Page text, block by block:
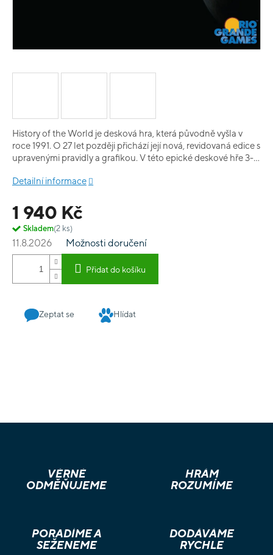
1 940 Kč
Skladem(2 ks)
11.8.2026 Možnosti doručení
Přidat do košíku
History of the World je desková hra, která původně vyšla v
roce 1991. O 27 let později přichází její nová, revidovaná edice s
upravenými pravidly a grafikou. V této epické deskové hře 3-6
dobývat a udržovat od starověku až do dvacátého století.
technologie, jejich vůdcové budou inspirovat poddané a
povedou svůj národ skrze všechna období prosperity a
úpadku. Armády budou pochodovat napříč kontinety, budou
vyrůstat města a pevnosti. Oproti původní hře byly některé
věci zjednodušeny tak, aby byla History of the World
atraktivnější i pro nové hráče. Trvání jedné partie se odhaduje
zhruba na 3 hodiny (dle počtu hráčů), takže se jedná i tak
karet, přes 60 žetonů a ukazatelů a kostky.
Detailní informace
Zeptat se Hlídat
VĚRNÉ
ODMĚŇUJEME
HRÁM
ROZUMÍME
PORADÍME A
SEŽENEME
DODÁVÁME
RYCHLE